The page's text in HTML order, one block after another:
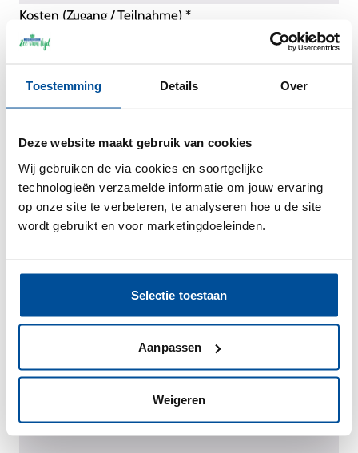
Toestemming Details Over
Deze website maakt gebruik van cookies
Wij gebruiken de via cookies en soortgelijke
technologieën verzamelde informatie om jouw ervaring
op onze site te verbeteren, te analyseren hoe u de site
wordt gebruikt en voor marketingdoeleinden.
Selectie toestaan
Aanpassen
Weigeren
Kosten (Zugang / Teilnahme) *
Beschreibung der Tätigkeit *